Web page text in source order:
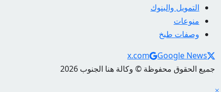
التمويل والبنوك
منوعات
وصفات طبخ
Social Links
x.com
Google News
جميع الحقوق محفوظة © وكالة هنا الجنوب 2026